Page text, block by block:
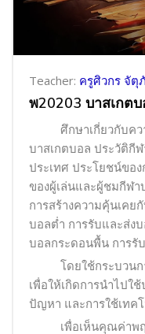
Teacher: ครูศิวกร จัตุ
พ20203 บาสเกต
ศึกษาเกี่ยวกับควา
บาสเกตบอล ประวัติกี
ประเทศ ประโยชน์ขอ
ของผู้เล่นและผู้ชมกีฬ
การสร้างความคุ้นเคย
บอลต่ำ การรับและส่ง
บอลกระดอนพื้น การรั
โดยใช้กระบวนกา
เพื่อให้เกิดการนำไปใ
ปัญหา และการใช้เทค
เพื่อเห็นคุณค่าพฤติ